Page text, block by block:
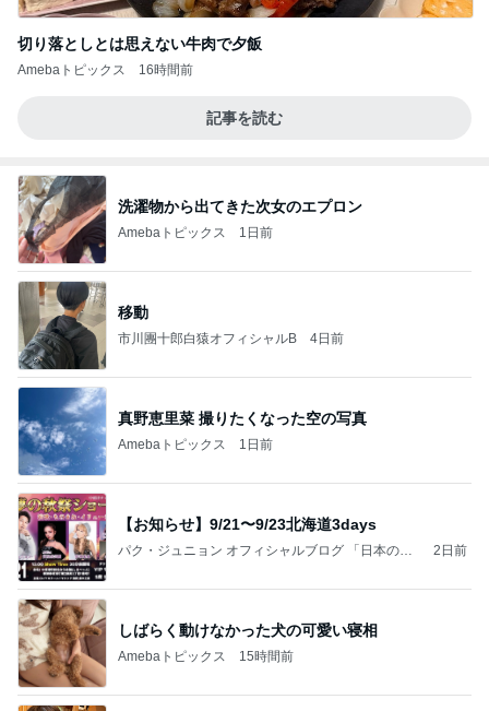
切り落としとは思えない牛肉で夕飯
Amebaトピックス 16時間前
記事を読む
洗濯物から出てきた次女のエプロン
Amebaトピックス 1日前
移動
市川團十郎白猿オフィシャルB 4日前
真野恵里菜 撮りたくなった空の写真
Amebaトピックス 1日前
【お知らせ】9/21〜9/23北海道3days
パク・ジュニョン オフィシャルブログ 「日本の
2日前
しばらく動けなかった犬の可愛い寝相
Amebaトピックス 15時間前